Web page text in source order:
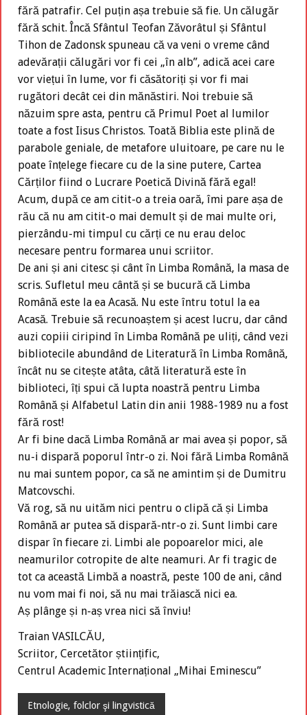
fără patrafir. Cel puțin așa trebuie să fie. Un călugăr
fără schit. Încă Sfântul Teofan Zăvorâtul și Sfântul
Tihon de Zadonsk spuneau că va veni o vreme când
adevărații călugări vor fi cei „în alb”, adică acei care
vor viețui în lume, vor fi căsătoriți și vor fi mai
rugători decât cei din mănăstiri. Noi trebuie să
năzuim spre asta, pentru că Primul Poet al lumilor
toate a fost Iisus Christos. Toată Biblia este plină de
parabole geniale, de metafore uluitoare, pe care nu le
poate înțelege fiecare cu de la sine putere, Cartea
Cărților fiind o Lucrare Poetică Divină fără egal!
Acum, după ce am citit-o a treia oară, îmi pare așa de
rău că nu am citit-o mai demult și de mai multe ori,
pierzându-mi timpul cu cărți ce nu erau deloc
necesare pentru formarea unui scriitor.
De ani și ani citesc și cânt în Limba Română, la masa de
scris. Sufletul meu cântă și se bucură că Limba
Română este la ea Acasă. Nu este întru totul la ea
Acasă. Trebuie să recunoaștem și acest lucru, dar când
auzi copiii ciripind în Limba Română pe uliți, când vezi
bibliotecile abundând de Literatură în Limba Română,
încât nu se citește atâta, câtă literatură este în
biblioteci, îți spui că lupta noastră pentru Limba
Română și Alfabetul Latin din anii 1988-1989 nu a fost
fără rost!
Ar fi bine dacă Limba Română ar mai avea și popor, să
nu-i dispară poporul într-o zi. Noi fără Limba Română
nu mai suntem popor, ca să ne amintim și de Dumitru
Matcovschi.
Vă rog, să nu uităm nici pentru o clipă că și Limba
Română ar putea să dispară-ntr-o zi. Sunt limbi care
dispar în fiecare zi. Limbi ale popoarelor mici, ale
neamurilor cotropite de alte neamuri. Ar fi tragic de
tot ca această Limbă a noastră, peste 100 de ani, când
nu vom mai fi noi, să nu mai trăiască nici ea.
Aș plânge și n-aș vrea nici să înviu!
Traian VASILCĂU,
Scriitor, Cercetător științific,
Centrul Academic Internațional „Mihai Eminescu”
Etnologie, folclor şi lingvistică